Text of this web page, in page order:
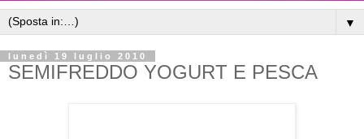
▼
lunedì 19 luglio 2010
SEMIFREDDO YOGURT E PESCA